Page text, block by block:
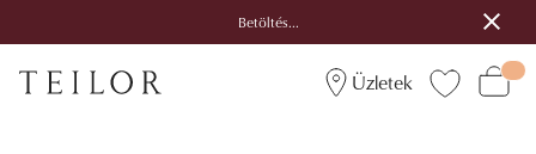
Betöltés...
Üzletek